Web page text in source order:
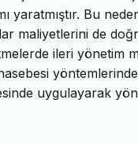
yaratmıştır. Bu
maliyetlerini de
ileri yönetim
uygulayarak